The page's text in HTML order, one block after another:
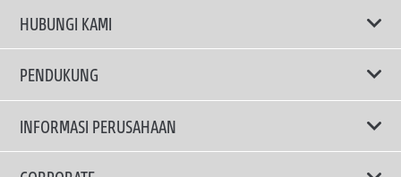
TRUCKS & BUSES TYRES
Ban ENLITEN
Ban Performa
Ban Touring
Ban Hemat Bahan Bakar
HUBUNGI KAMI
Email Kami
PENDUKUNG
Privacy Policy
Terms Of Use
INFORMASI PERUSAHAAN
Mengapa Bridgestone?